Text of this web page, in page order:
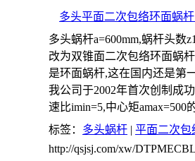
多头平面二次包络环面蜗
多头蜗杆a=600mm,蜗杆头数
改为双锥面二次包络环面蜗
是环面蜗杆,这在国内还是第
我公司于2002年首次创制成
速比imin=5,中心矩
标签： 多头蜗杆 | 平面二次包
http://qsjsj.com/xw/